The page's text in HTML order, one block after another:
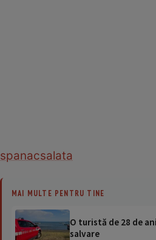
spanacsalata
MAI MULTE PENTRU TINE
O turistă de 28 de
salvare